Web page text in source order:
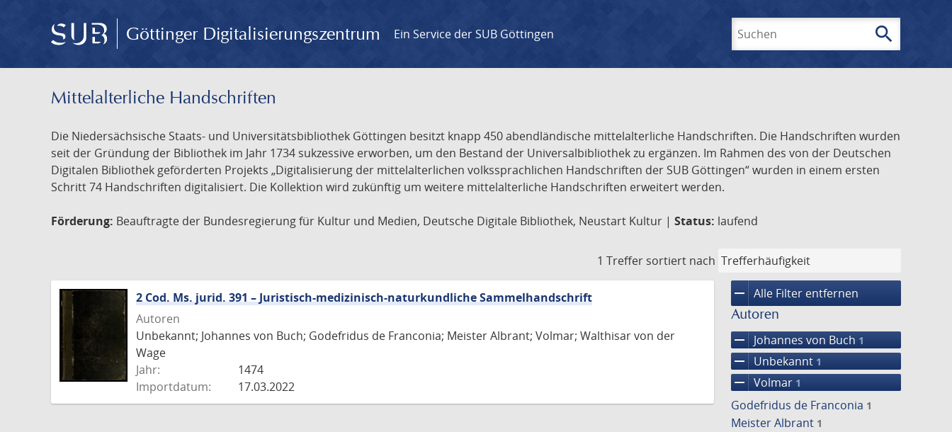
Göttinger Digitalisierungszentrum Ein Service der SUB Göttingen search
Mittelalterliche Handschriften
Die Niedersächsische Staats- und Universitätsbibliothek Göttingen besitzt knapp 450 abendländische mittelalterliche Handschriften. Die Handschriften wurden
seit der Gründung der Bibliothek im Jahr 1734 sukzessive erworben, um den Bestand der Universalbibliothek zu ergänzen. Im Rahmen des von der Deutschen
Digitalen Bibliothek geförderten Projekts „Digitalisierung der mittelalterlichen volkssprachlichen Handschriften der SUB Göttingen“ wurden in einem ersten
Schritt 74 Handschriften digitalisiert. Die Kollektion wird zukünftig um weitere mittelalterliche Handschriften erweitert werden.
Förderung: Beauftragte der Bundesregierung für Kultur und Medien, Deutsche Digitale Bibliothek, Neustart Kultur | Status: laufend
1 Treffer sortiert nach
remove Alle Filter entfernen
Autoren
remove Johannes von Buch 1
remove Unbekannt 1
remove Volmar 1
Godefridus de Franconia 1
Meister Albrant 1
2 Cod. Ms. jurid. 391 – Juristisch-medizinisch-naturkundliche Sammelhandschrift
Autoren
Unbekannt; Johannes von Buch; Godefridus de Franconia; Meister Albrant; Volmar; Walthisar von der
Wage
Jahr:
1474
Importdatum:
17.03.2022